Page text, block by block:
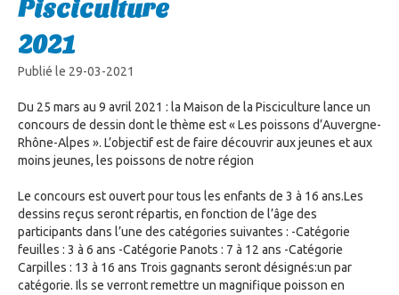
Pisciculture
2021
Publié le 29-03-2021
Du 25 mars au 9 avril 2021 : la Maison de la Pisciculture lance un
concours de dessin dont le thème est « Les poissons d’Auvergne-
Rhône-Alpes ». L’objectif est de faire découvrir aux jeunes et aux
moins jeunes, les poissons de notre région
Le concours est ouvert pour tous les enfants de 3 à 16 ans.Les
dessins reçus seront répartis, en fonction de l’âge des
participants dans l’une des catégories suivantes : -Catégorie
feuilles : 3 à 6 ans -Catégorie Panots : 7 à 12 ans -Catégorie
Carpilles : 13 à 16 ans Trois gagnants seront désignés:un par
catégorie. Ils se verront remettre un magnifique poisson en